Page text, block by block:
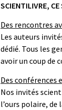
SCIENTILIVRE,
Des rencontres
Les auteurs
dédié. Tous les
avoir un coup de
Des conférences
Nos invités
l’ours polaire,